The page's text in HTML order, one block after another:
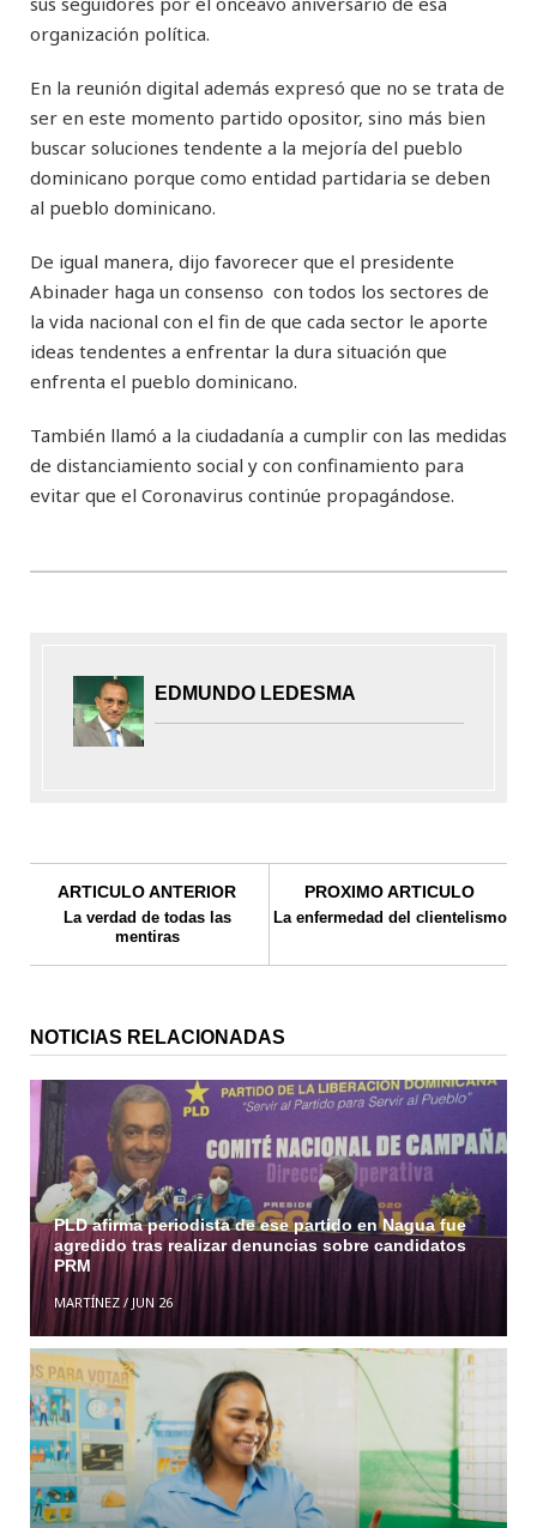
organización política.
En la reunión digital además expresó que no se trata de
ser en este momento partido opositor, sino más bien
buscar soluciones tendente a la mejoría del pueblo
dominicano porque como entidad partidaria se deben
al pueblo dominicano.
De igual manera, dijo favorecer que el presidente
Abinader haga un consenso con todos los sectores de
la vida nacional con el fin de que cada sector le aporte
ideas tendentes a enfrentar la dura situación que
enfrenta el pueblo dominicano.
También llamó a la ciudadanía a cumplir con las medidas
de distanciamiento social y con confinamiento para
evitar que el Coronavirus continúe propagándose.
EDMUNDO LEDESMA
ARTICULO ANTERIOR
La verdad de todas las
mentiras
PROXIMO ARTICULO
La enfermedad del clientelismo
NOTICIAS RELACIONADAS
PLD afirma periodista de ese partido en Nagua fue
agredido tras realizar denuncias sobre candidatos
PRM
MARTÍNEZ/ JUN 26